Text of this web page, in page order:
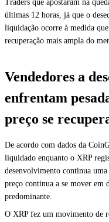
Traders que apostaram na
últimas 12 horas, já que o
liquidação ocorre à medida
recuperação mais ampla do
Vendedores a
enfrentam
preço se
De acordo com dados da
liquidado enquanto o XRP
desenvolvimento continua
preço continua a se mover em
predominante.
O XRP fez um movimento de